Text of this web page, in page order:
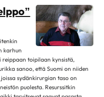
13
4
9
karhun
reippaan toipilaan kynsistä,
sanoo, että Suomi on niiden
sydänkirurgian taso on
puolesta. Resurssitkin